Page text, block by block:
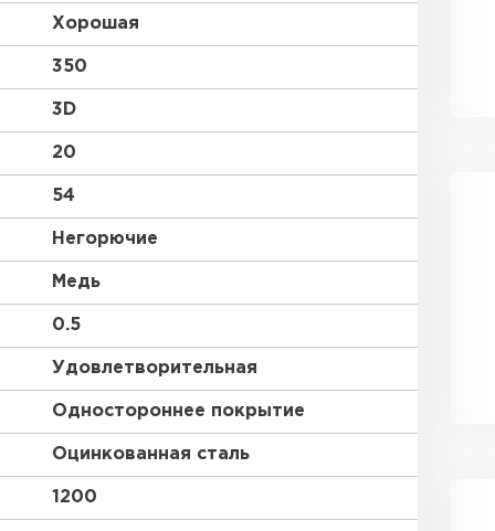
Хорошая
350
3D
20
54
Негорючие
Медь
0.5
Удовлетворительная
Одностороннее покрытие
Оцинкованная сталь
1200